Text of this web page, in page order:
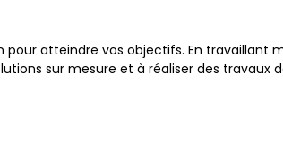
atteindre vos objectifs. En travaillant
sur mesure et à réaliser des travaux